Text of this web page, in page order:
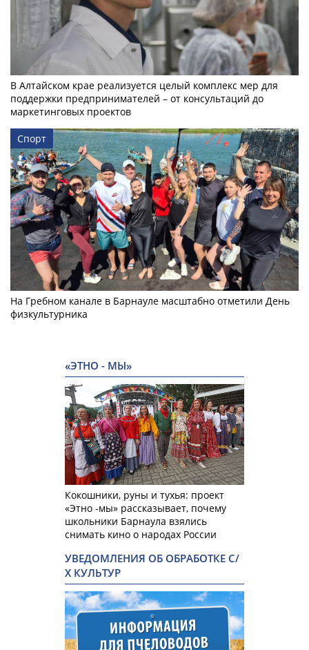
В Алтайском крае реализуется целый комплекс мер для
поддержки предпринимателей – от консультаций до
маркетинговых проектов
Спорт
На Гребном канале в Барнауле масштабно отметили День
физкультурника
«ЭТНО - МЫ»
Кокошники, руны и тухья: проект
«Этно -мы» рассказывает, почему
школьники Барнаула взялись
снимать кино о народах России
УВЕДОМЛЕНИЯ ОБ ОБРАБОТКЕ С/
Х КУЛЬТУР